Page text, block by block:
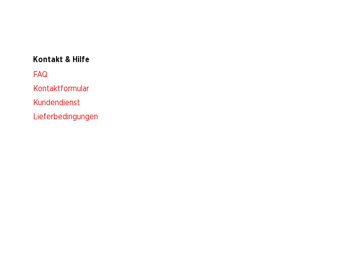
Kontakt & Hilfe
FAQ
Kontaktformular
Kundendienst
Lieferbedingungen